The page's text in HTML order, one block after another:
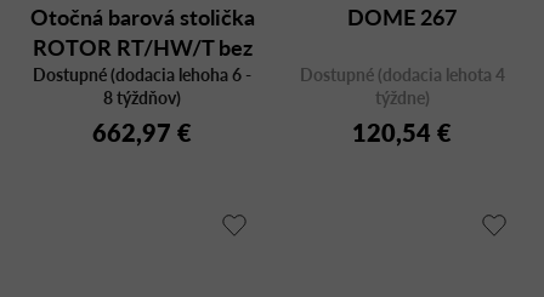
Otočná barová stolička
ROTOR RT/HW/T bez
operadla, výška sedu 77
cm
Dostupné (dodacia lehoha 6 -
8 týždňov)
662,97 €
DOME 267
Dostupné (dodacia lehota 4
týždne)
120,54 €